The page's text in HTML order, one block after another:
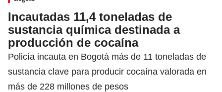
Incautadas 11,4 toneladas de
sustancia química destinada a
producción de cocaína
Policía incauta en Bogotá más de 11 toneladas de
sustancia clave para producir cocaína valorada en
más de 228 millones de pesos